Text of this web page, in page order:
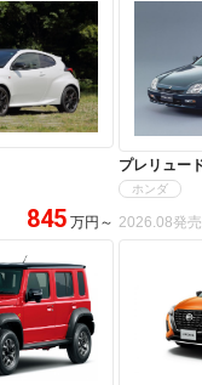
845 万円 ～
プレリュー
ホンダ
2026.08発売